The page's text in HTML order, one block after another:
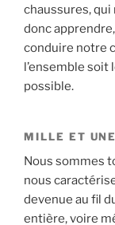
chaussures, qui
donc
conduire notre
l’ensemble soit
possible.
MILLE ET
Nous sommes
nous
devenue au fil
entière, voire